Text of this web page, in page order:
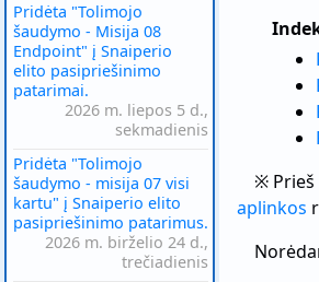
※
aplinkos
Pridėta "Tolimojo
šaudymo - Misija 08
Endpoint" į Snaiperio
elito pasipriešinimo
patarimai.
2026 m. liepos 5 d.,
sekmadienis
Pridėta "Tolimojo
šaudymo - misija 07 visi
kartu" į Snaiperio elito
pasipriešinimo patarimus.
2026 m. birželio 24 d.,
trečiadienis